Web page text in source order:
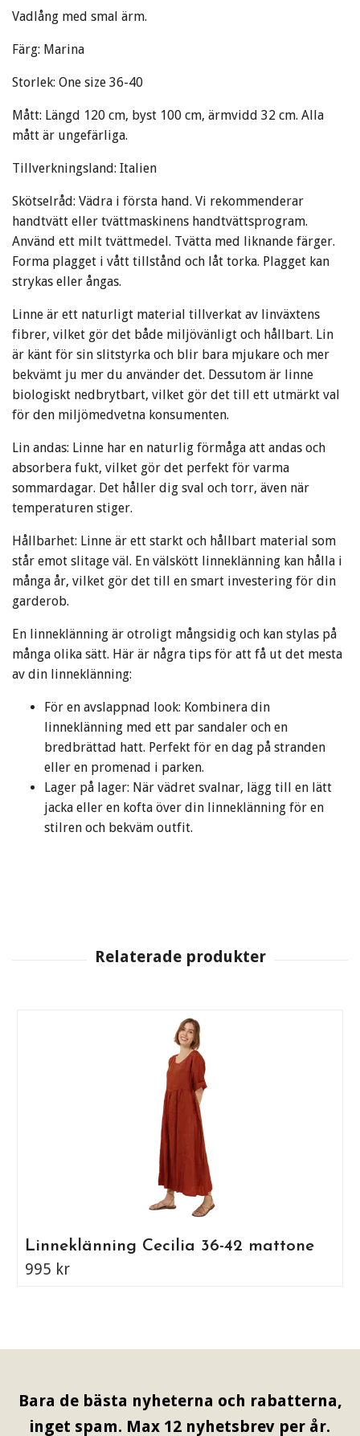
Vadlång med smal ärm.
Färg: Marina
Storlek: One size 36-40
Mått: Längd 120 cm, byst 100 cm, ärmvidd 32 cm. Alla
mått är ungefärliga.
Tillverkningsland: Italien
Skötselråd: Vädra i första hand. Vi rekommenderar
handtvätt eller tvättmaskinens handtvättsprogram.
Använd ett milt tvättmedel. Tvätta med liknande färger.
Forma plagget i vått tillstånd och låt torka. Plagget kan
strykas eller ångas.
Linne är ett naturligt material tillverkat av linväxtens
fibrer, vilket gör det både miljövänligt och hållbart. Lin
är känt för sin slitstyrka och blir bara mjukare och mer
bekvämt ju mer du använder det. Dessutom är linne
biologiskt nedbrytbart, vilket gör det till ett utmärkt val
för den miljömedvetna konsumenten.
Lin andas: Linne har en naturlig förmåga att andas och
absorbera fukt, vilket gör det perfekt för varma
sommardagar. Det håller dig sval och torr, även när
temperaturen stiger.
Hållbarhet: Linne är ett starkt och hållbart material som
står emot slitage väl. En välskött linneklänning kan hålla i
många år, vilket gör det till en smart investering för din
garderob.
En linneklänning är otroligt mångsidig och kan stylas på
många olika sätt. Här är några tips för att få ut det mesta
av din linneklänning:
För en avslappnad look: Kombinera din
linneklänning med ett par sandaler och en
bredbrättad hatt. Perfekt för en dag på stranden
eller en promenad i parken.
Lager på lager: När vädret svalnar, lägg till en lätt
jacka eller en kofta över din linneklänning för en
stilren och bekväm outfit.
Linneklänning Cecilia 36-42 mattone
995 kr
Bara de bästa nyheterna och rabatterna,
inget spam. Max 12 nyhetsbrev per år.